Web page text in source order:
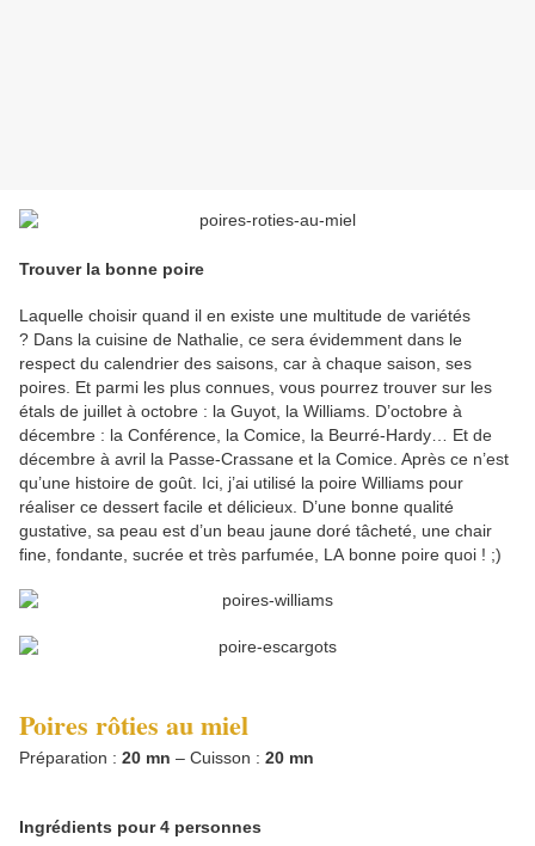
Trouver la bonne poire
Laquelle choisir quand il en existe une multitude de variétés
? Dans la cuisine de Nathalie, ce sera évidemment dans le
respect du calendrier des saisons, car à chaque saison, ses
poires. Et parmi les plus connues, vous pourrez trouver sur les
étals de juillet à octobre : la Guyot, la Williams. D’octobre à
décembre : la Conférence, la Comice, la Beurré-Hardy… Et de
décembre à avril la Passe-Crassane et la Comice. Après ce n’est
qu’une histoire de goût. Ici, j’ai utilisé la poire Williams pour
réaliser ce dessert facile et délicieux. D’une bonne qualité
gustative, sa peau est d’un beau jaune doré tâcheté, une chair
fine, fondante, sucrée et très parfumée, LA bonne poire quoi ! ;)
Poires rôties au miel
Préparation : 20 mn – Cuisson : 20 mn
Ingrédients pour 4 personnes